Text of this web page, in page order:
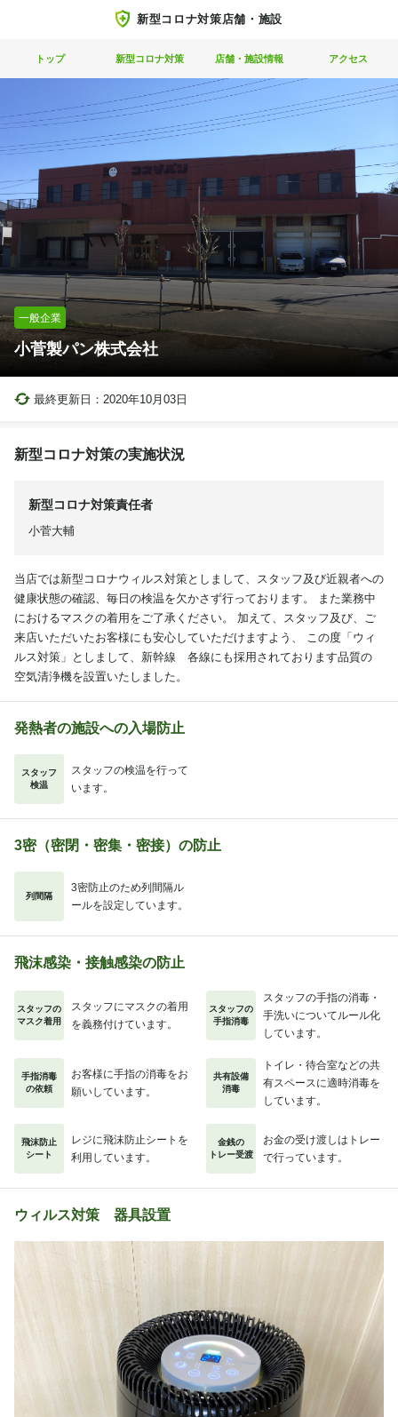
新型コロナ対策店舗・施設
トップ 新型コロナ対策 店舗・施設情報 アクセス
一般企業
小菅製パン株式会社
最終更新日： 2020年10月03日
新型コロナ対策の実施状況
新型コロナ対策責任者
小菅大輔
当店では新型コロナウィルス対策としまして、スタッフ及び近親者への
健康状態の確認、毎日の検温を欠かさず行っております。 また業務中
におけるマスクの着用をご了承ください。 加えて、スタッフ及び、ご
来店いただいたお客様にも安心していただけますよう、 この度「ウィ
ルス対策」としまして、新幹線 各線にも採用されております品質の
空気清浄機を設置いたしました。
発熱者の施設への入場防止
スタッフ
検温
スタッフの検温を行って
います。
3密（密閉・密集・密接）の防止
列間隔
3密防止のため列間隔ル
ールを設定しています。
飛沫感染・接触感染の防止
スタッフの
マスク着用
スタッフにマスクの着用
を義務付けています。
スタッフの
手指消毒
スタッフの手指の消毒・
手洗いについてルール化
しています。
手指消毒
の依頼
お客様に手指の消毒をお
願いしています。
共有設備
消毒
トイレ・待合室などの共
有スペースに適時消毒を
しています。
飛沫防止
シート
レジに飛沫防止シートを
利用しています。
金銭の
トレー受渡
お金の受け渡しはトレー
で行っています。
ウィルス対策 器具設置